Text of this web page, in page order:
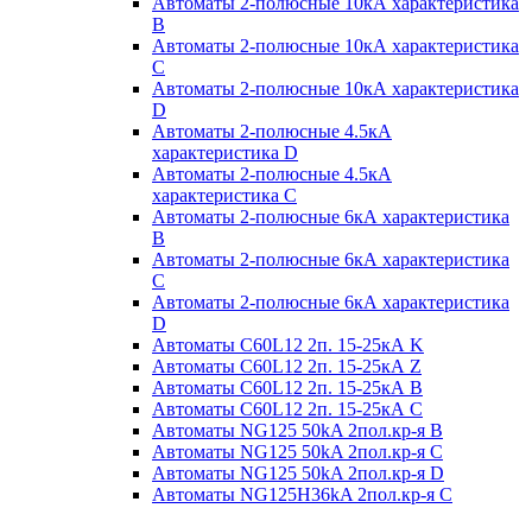
B
Автоматы 2-полюсные 10кА характеристика
C
Автоматы 2-полюсные 10кА характеристика
D
Автоматы 2-полюсные 4.5кА
характеристика D
Автоматы 2-полюсные 4.5кА
характеристика С
Автоматы 2-полюсные 6кА характеристика
B
Автоматы 2-полюсные 6кА характеристика
C
Автоматы 2-полюсные 6кА характеристика
D
Автоматы C60L12 2п. 15-25кА K
Автоматы C60L12 2п. 15-25кА Z
Автоматы C60L12 2п. 15-25кА B
Автоматы C60L12 2п. 15-25кА C
Автоматы NG125 50kA 2пол.кр-я B
Автоматы NG125 50kA 2пол.кр-я C
Автоматы NG125 50kA 2пол.кр-я D
Автоматы NG125H36kA 2пол.кр-я C